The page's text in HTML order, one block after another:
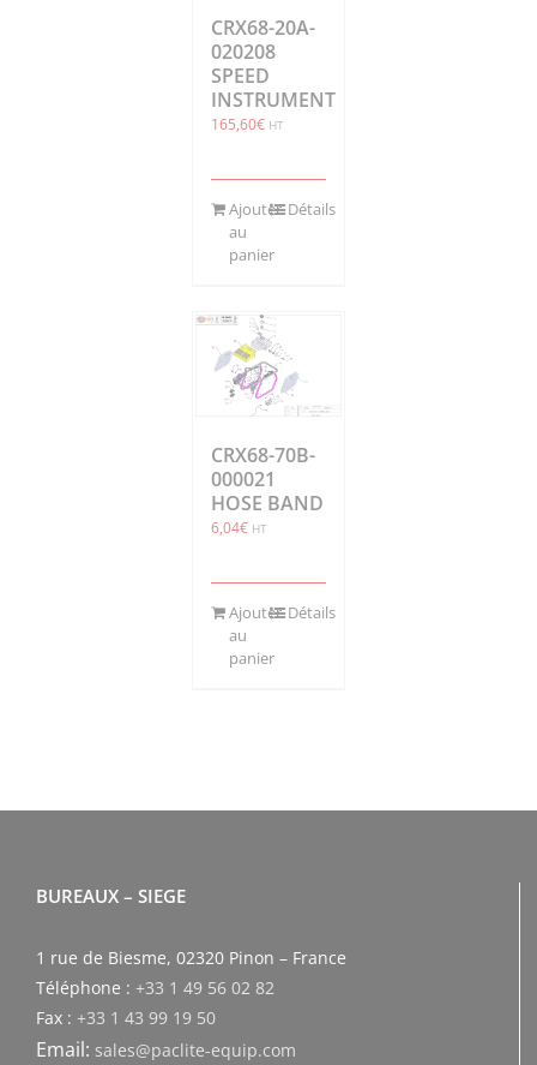
CRX68-20A-
020208
SPEED
INSTRUMENT
165,60€ HT
Ajouter
au
panier
Détails
CRX68-70B-
000021
HOSE BAND
6,04€ HT
Ajouter
au
panier
Détails
BUREAUX – SIEGE
1 rue de Biesme, 02320 Pinon – France
Téléphone : +33 1 49 56 02 82
Fax : +33 1 43 99 19 50
Email: sales@paclite-equip.com